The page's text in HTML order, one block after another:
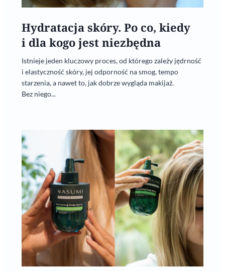
Hydratacja skóry. Po co, kiedy
i dla kogo jest niezbędna
Istnieje jeden kluczowy proces, od którego zależy jędrność
i elastyczność skóry, jej odporność na smog, tempo
starzenia, a nawet to, jak dobrze wygląda makijaż.
Bez niego...